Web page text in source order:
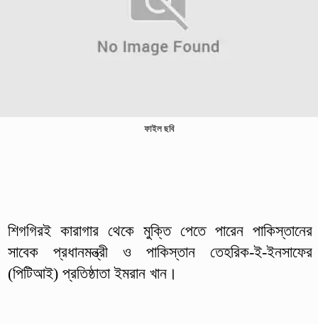
ফাইল ছবি
শিগগিরই কারাগার থেকে মুক্তি পেতে পারেন পাকিস্তানের
সাবেক প্রধানমন্ত্রী ও পাকিস্তান তেহরিক-ই-ইনসাফের
(পিটিআই) প্রতিষ্ঠাতা ইমরান খান।